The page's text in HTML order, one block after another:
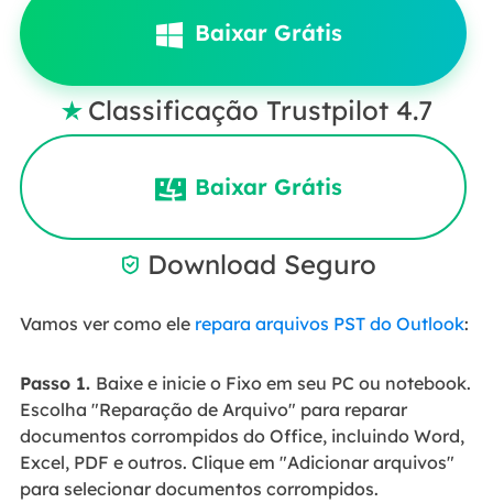
Baixar Grátis
 Classificação Trustpilot 4.7
Baixar Grátis
 Download Seguro
Vamos ver como ele repara arquivos PST do Outlook:
Passo 1. Baixe e inicie o Fixo em seu PC ou notebook.
Escolha "Reparação de Arquivo" para reparar
documentos corrompidos do Office, incluindo Word,
Excel, PDF e outros. Clique em "Adicionar arquivos"
para selecionar documentos corrompidos.